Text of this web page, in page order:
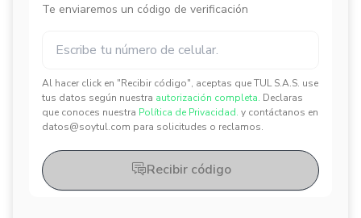
Te enviaremos un código de verificación
Al hacer click en "Recibir código", aceptas que TUL S.A.S. use
tus datos según nuestra autorización completa. Declaras
que conoces nuestra Política de Privacidad. y contáctanos en
datos@soytul.com para solicitudes o reclamos.
✕
✕
Recibir código